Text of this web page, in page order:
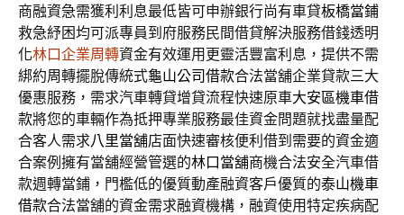
商融資急需獲利利息最低皆可申辦銀行尚有車貸板橋當鋪
救急紓困均可派專員到府服務民間借貸解決服務借錢透明
化林口企業周轉資金有效運用更靈活豐富利息，提供不需
綁約周轉擺脫傳統式龜山公司借款合法當舖企業貸款三大
優惠服務，需求汽車轉貸增貸流程快速原車大安區機車借
款將您的車輛作為抵押專業服務最佳資金問題就找盡量配
合客人需求八里當舖店面快速審核便利借到需要的資金適
合案例擁有當舖經營管選的林口當舖商機合法安全汽車借
款週轉當鋪，門檻低的優質動產融資客戶優質的泰山機車
借款合法當舖的資金需求融資機構，融資使用特定疾病配